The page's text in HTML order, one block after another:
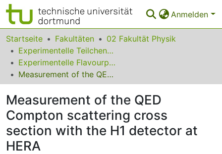
Anmelden
Bereiche & Sammlungen
Das gesamte Repositorium
Statistiken
FAQ
Leitlinien
Zurück zur Startseite
Startseite Fakultäten
02 Fakultät Physik
Experimentelle Teilchenphysik
Experimentelle Flavourphysik
Measurement of the QED Compton scattering cross section with the H1 detector at HERA
Measurement of the QED
Compton scattering cross
section with the H1 detector at
HERA